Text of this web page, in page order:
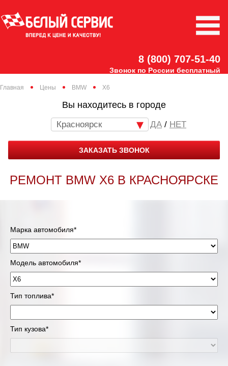
8 (800) 707-51-40
Звонок по России бесплатный
Главная Цены BMW X6
Вы находитесь в городе
Красноярск / НЕТ
ЗАКАЗАТЬ ЗВОНОК
РЕМОНТ BMW X6 В КРАСНОЯРСКЕ
Марка автомобиля*
Модель автомобиля*
Тип топлива*
Тип кузова*